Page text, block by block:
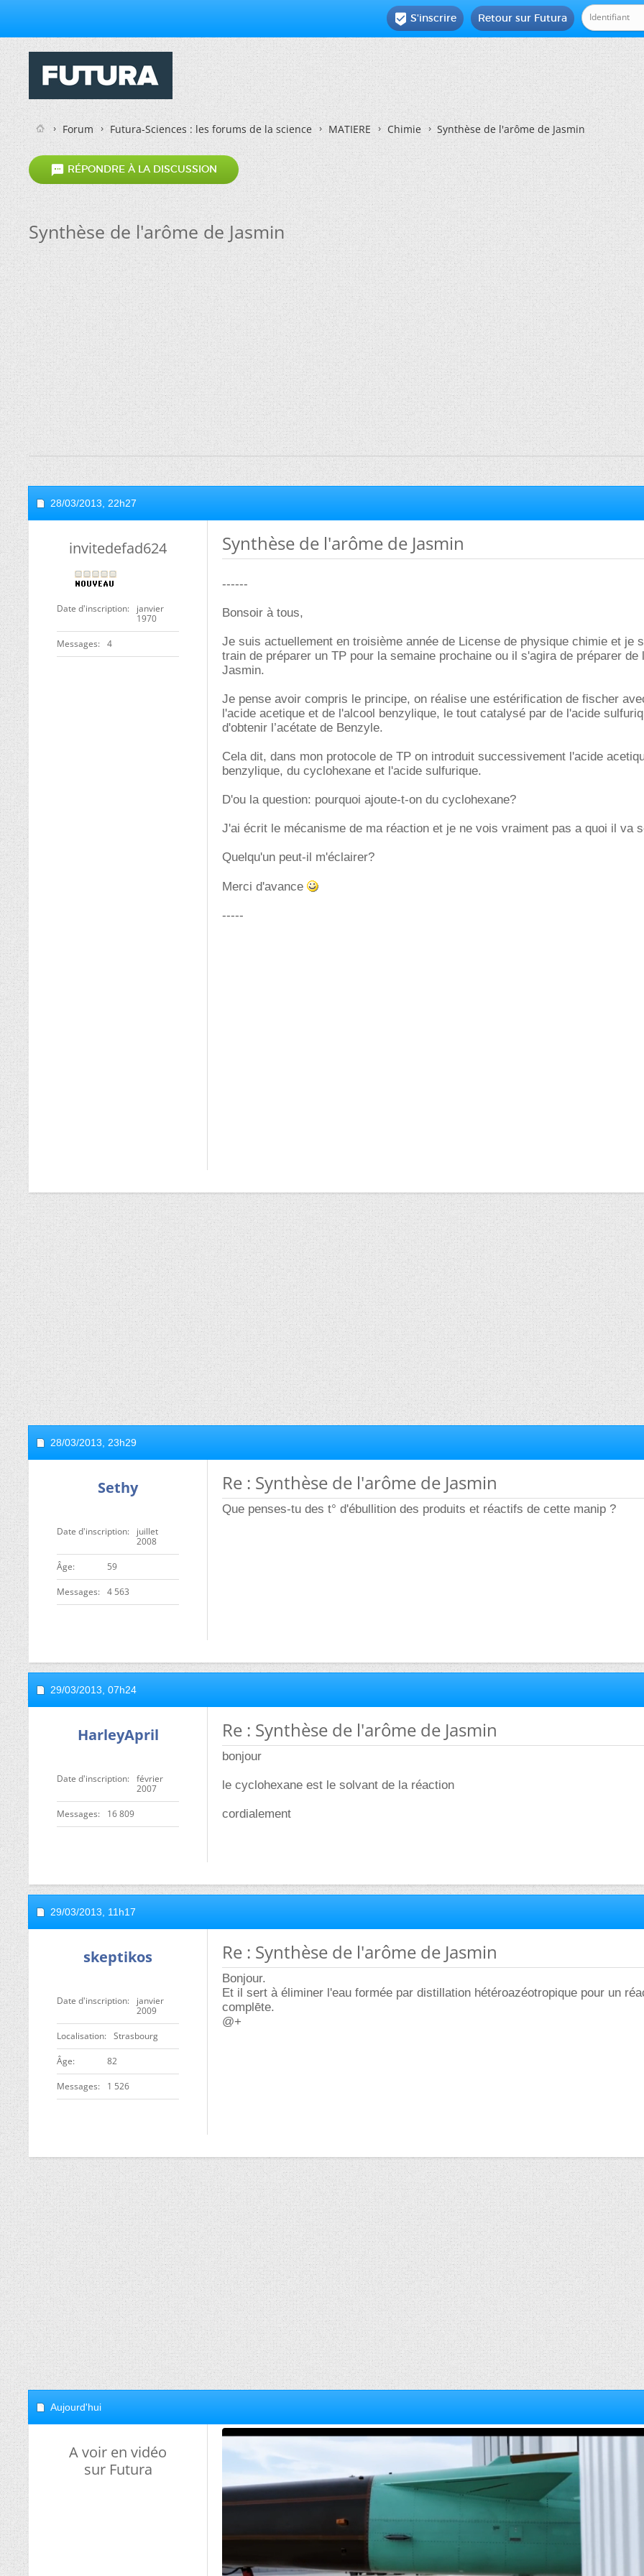
Retour sur Futura
 S'inscrire
Forum Futura-Sciences : les forums de la science MATIERE Chimie Synthèse de l'arôme de Jasmin
 RÉPONDRE À LA DISCUSSION
Synthèse de l'arôme de Jasmin
28/03/2013, 22h27
invitedefad624
Date d'inscription
janvier
1970
Messages 4
Synthèse de l'arôme de Jasmin
------
Bonsoir à tous,
Je suis actuellement en troisième année de License de physique chimie et je
train de préparer un TP pour la semaine prochaine ou il s'agira de préparer de
Jasmin.
Je pense avoir compris le principe, on réalise une estérification de fischer
l'acide acetique et de l'alcool benzylique, le tout catalysé par de l'acide
d'obtenir l’acétate de Benzyle.
Cela dit, dans mon protocole de TP on introduit successivement l'acide
benzylique, du cyclohexane et l'acide sulfurique.
D'ou la question: pourquoi ajoute-t-on du cyclohexane?
J'ai écrit le mécanisme de ma réaction et je ne vois vraiment pas a quoi il va
Quelqu'un peut-il m'éclairer?
Merci d'avance
-----
28/03/2013, 23h29
Sethy
Date d'inscription
juillet
2008
ge 59
Messages 4 563
Re : Synthèse de l'arôme de Jasmin
Que penses-tu des t° d'ébullition des produits et réactifs de cette manip ?
29/03/2013, 07h24
HarleyApril
Date d'inscription
février
2007
Messages 16 809
Re : Synthèse de l'arôme de Jasmin
bonjour
le cyclohexane est le solvant de la réaction
cordialement
29/03/2013, 11h17
skeptikos
Date d'inscription
janvier
2009
Localisation Strasbourg
ge 82
Messages 1 526
Re : Synthèse de l'arôme de Jasmin
Bonjour.
Et il sert à éliminer l'eau formée par distillation hétéroazéotropique pour un
complēte.
@+
Aujourd'hui
A voir en vidéo
sur Futura